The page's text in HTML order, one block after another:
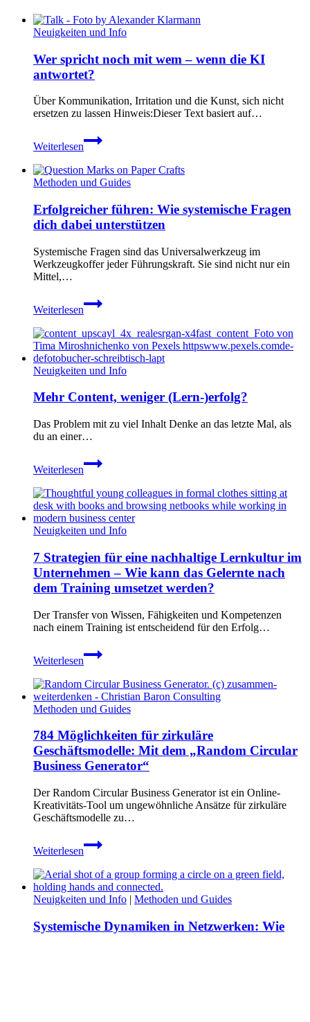
Neuigkeiten und Info
Wer spricht noch mit wem – wenn die KI
antwortet?
Über Kommunikation, Irritation und die Kunst, sich nicht
ersetzen zu lassen Hinweis:Dieser Text basiert auf…
Weiterlesen
Wer
spricht
mit
wem
wenn
die
antwortet?
Methoden und Guides
Erfolgreicher führen: Wie systemische Fragen
dich dabei unterstützen
Systemische Fragen sind das Universalwerkzeug im
Werkzeugkoffer jeder Führungskraft. Sie sind nicht nur ein
Mittel,…
Weiterlesen
Erfolgreicher
führen:
systemische
Fragen
dich
dabei
Neuigkeiten und Info
Mehr Content, weniger (Lern-)erfolg?
Das Problem mit zu viel Inhalt Denke an das letzte Mal, als
du an einer…
Weiterlesen
Mehr
Content,
(Lern-)erfolg?
Neuigkeiten und Info
7 Strategien für eine nachhaltige Lernkultur im
Unternehmen – Wie kann das Gelernte nach
dem Training umsetzet werden?
Der Transfer von Wissen, Fähigkeiten und Kompetenzen
nach einem Training ist entscheidend für den Erfolg…
WeiterlesenStrategien
eine
nachhaltige
Lernkultur
Unternehmen
–
Wie
kann
das
Gelernte
nach
dem
umsetzet
Methoden und Guides
784 Möglichkeiten für zirkuläre
Geschäftsmodelle: Mit dem „Random Circular
Business Generator“
Der Random Circular Business Generator ist ein Online-
Kreativitäts-Tool um ungewöhnliche Ansätze für zirkuläre
Geschäftsmodelle zu…
Weiterlesen
784
Möglichkeiten
zirkuläre
Geschäftsmodelle:
Mit
„Random
Neuigkeiten und Info | Methoden und Guides
Systemische Dynamiken in Netzwerken: Wie